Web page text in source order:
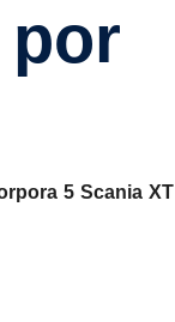
5 Scania XT